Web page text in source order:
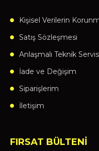
Kişisel Verilerin
Satış Sözleşmesi
Anlaşmalı Teknik Servis
İade ve Değişim
Siparişlerim
İletişim
FIRSAT BÜLTENİ